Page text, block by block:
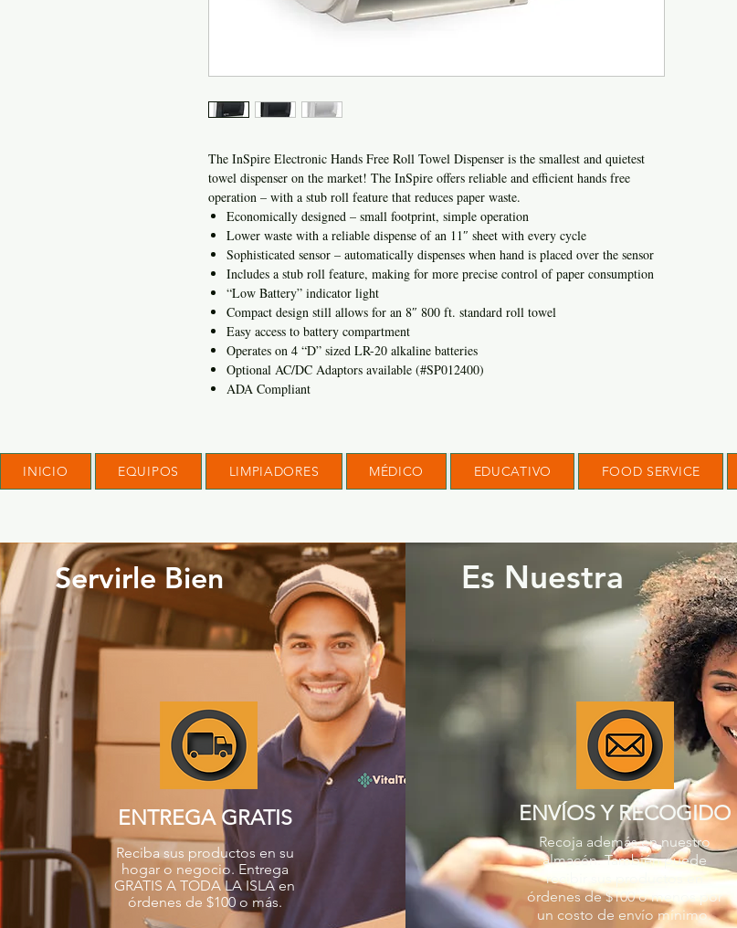
The InSpire Electronic Hands Free Roll Towel Dispenser is the smallest and quietest
towel dispenser on the market! The InSpire offers reliable and efficient hands free
operation – with a stub roll feature that reduces paper waste.
Economically designed – small footprint, simple operation
Lower waste with a reliable dispense of an 11″ sheet with every cycle
Sophisticated sensor – automatically dispenses when hand is placed over the sensor
Includes a stub roll feature, making for more precise control of paper consumption
“Low Battery” indicator light
Compact design still allows for an 8″ 800 ft. standard roll towel
Easy access to battery compartment
Operates on 4 “D” sized LR-20 alkaline batteries
Optional AC/DC Adaptors available (#SP012400)
ADA Compliant
INICIO EQUIPOS LIMPIADORES MÉDICO EDUCATIVO FOOD SERVICE
Servirle Bien
ENTREGA GRATIS
Reciba sus productos en su
hogar o negocio. Entrega
GRATIS A TODA LA ISLA en
órdenes de $100 o más.
Es Nuestra
ENVÍOS Y RECOGIDO
Recoja además en nuestro
almacén. También puede
recibir sus productos en
órdenes de $100 o menos por
un costo de envío mínimo.